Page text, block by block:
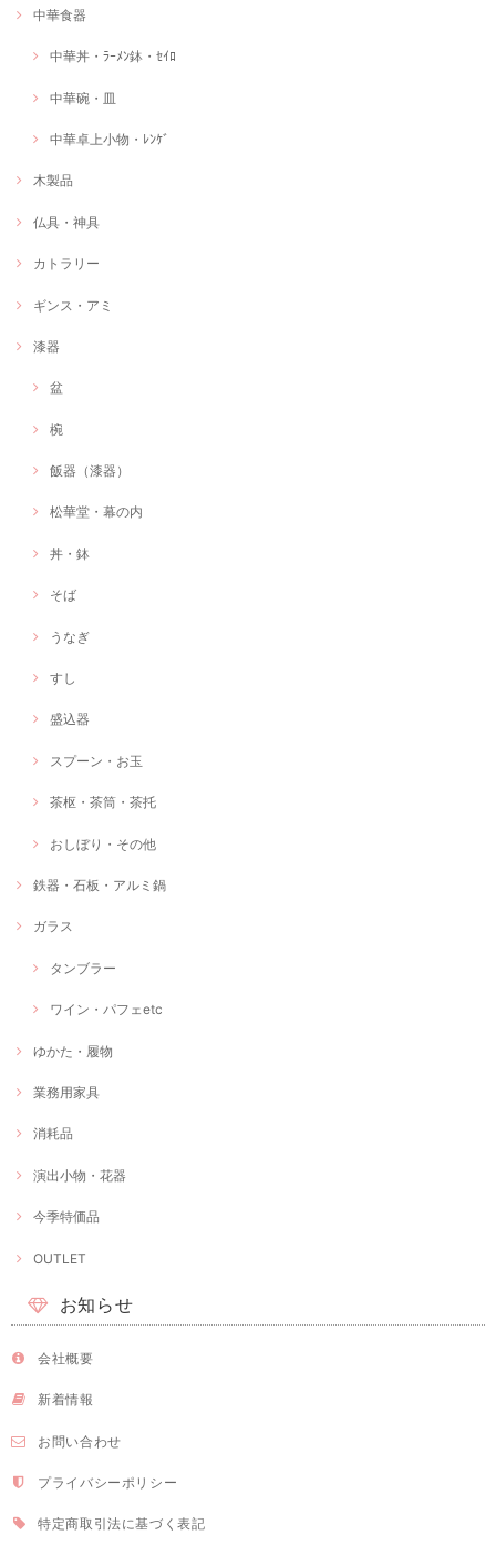
中華食器
中華丼・ﾗｰﾒﾝ鉢・ｾｲﾛ
中華碗・皿
中華卓上小物・ﾚﾝｹﾞ
木製品
仏具・神具
カトラリー
ギンス・アミ
漆器
盆
椀
飯器（漆器）
松華堂・幕の内
丼・鉢
そば
うなぎ
すし
盛込器
スプーン・お玉
茶枢・茶筒・茶托
おしぼり・その他
鉄器・石板・アルミ鍋
ガラス
タンブラー
ワイン・パフェetc
ゆかた・履物
業務用家具
消耗品
演出小物・花器
今季特価品
OUTLET
お知らせ
会社概要
新着情報
お問い合わせ
プライバシーポリシー
特定商取引法に基づく表記